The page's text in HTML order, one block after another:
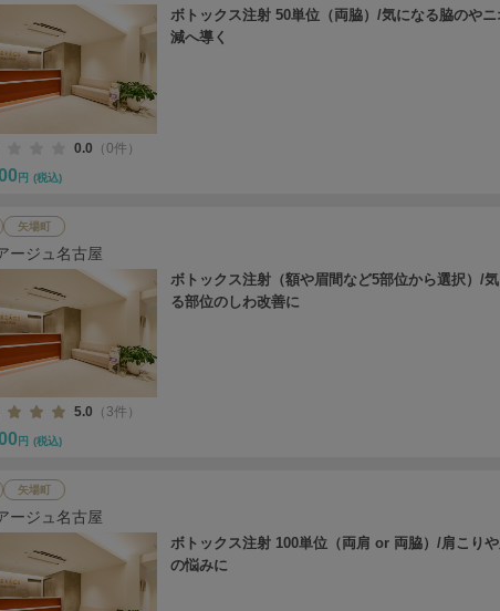
ボトックス注射 50単位（両脇）/気になる脇のやニ
減へ導く
0.0 （0件）
円 (税込)
矢場町
ージュ名古屋
ボトックス注射（額や眉間など5部位から選択）/
る部位のしわ改善に
5.0 （3件）
円 (税込)
矢場町
ージュ名古屋
ボトックス注射 100単位（両肩 or 両脇）/肩こり
の悩みに